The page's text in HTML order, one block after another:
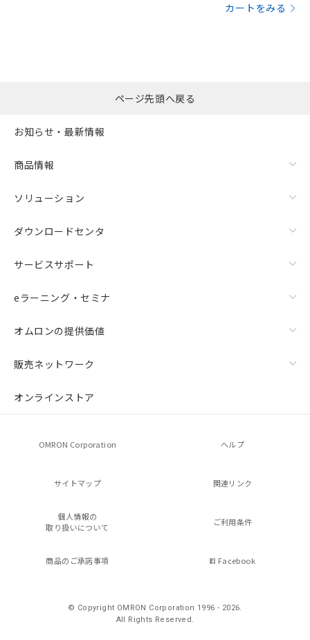
カートをみる
ページ先頭へ戻る
お知らせ・最新情報
商品情報
ソリューション
ダウンロードセンタ
サービスサポート
eラーニング・セミナ
オムロンの提供価値
販売ネットワーク
オンラインストア
OMRON Corporation ヘルプ
サイトマップ 関連リンク
個人情報の
取り扱いについて
ご利用条件
商品のご承諾事項 Facebook
© Copyright OMRON Corporation 1996 - 2026.
All Rights Reserved.